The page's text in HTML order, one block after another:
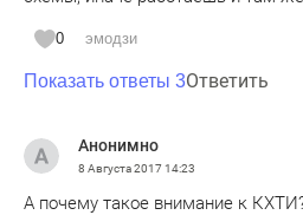
0 эмодзи
Показать ответы 3Ответить
Анонимно
8 Августа 201714:23
А почему такое внимание к